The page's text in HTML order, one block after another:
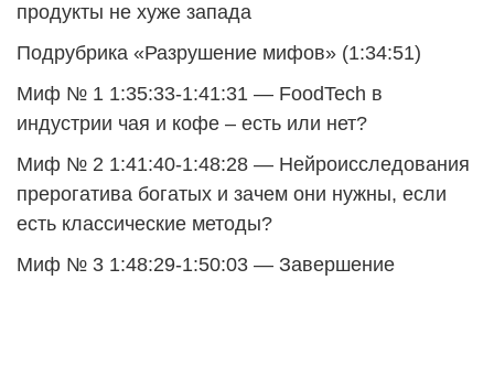
продукты не хуже запада
Подрубрика «Разрушение мифов» (1:34:51)
Миф № 1 1:35:33-1:41:31 — FoodTech в
индустрии чая и кофе – есть или нет?
Миф № 2 1:41:40-1:48:28 — Нейроисследования
прерогатива богатых и зачем они нужны, если
есть классические методы?
Миф № 3 1:48:29-1:50:03 — Завершение